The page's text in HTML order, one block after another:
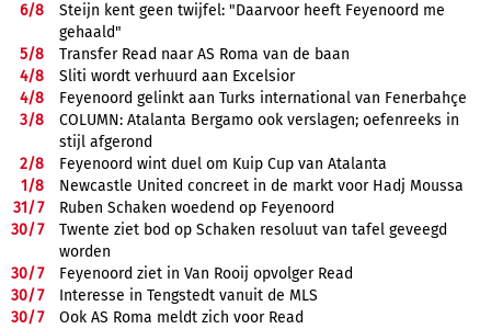
6/8
Steijn kent geen twijfel: "Daarvoor heeft Feyenoord me
gehaald"
5/8
Transfer Read naar AS Roma van de baan
4/8
Sliti wordt verhuurd aan Excelsior
4/8
Feyenoord gelinkt aan Turks international van Fenerbahçe
3/8
COLUMN: Atalanta Bergamo ook verslagen; oefenreeks in
stijl afgerond
2/8
Feyenoord wint duel om Kuip Cup van Atalanta
1/8
Newcastle United concreet in de markt voor Hadj Moussa
31/7
Ruben Schaken woedend op Feyenoord
30/7
Twente ziet bod op Schaken resoluut van tafel geveegd
worden
30/7
Feyenoord ziet in Van Rooij opvolger Read
30/7
Interesse in Tengstedt vanuit de MLS
30/7
Ook AS Roma meldt zich voor Read